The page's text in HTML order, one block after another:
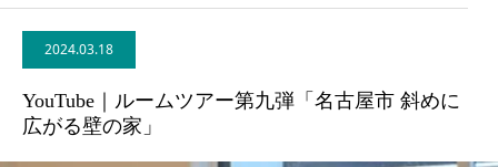
2024.03.18
YouTube｜ルームツアー第九弾「名古屋市 斜めに
広がる壁の家」
NEWS
BLOG
CONTACT